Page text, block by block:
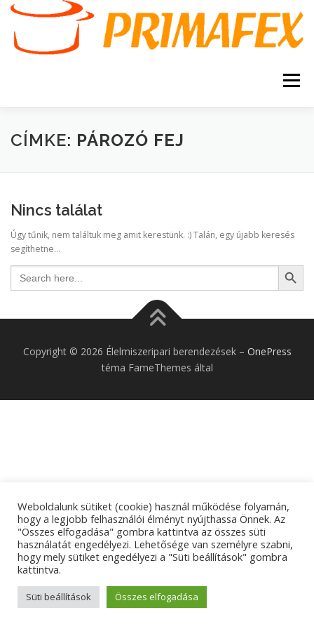
Tovább
tartalomhoz
Menü
KEZDŐOLDAL KAPCSOLAT
VÁSÁRLÁSI FELTÉTELEK
CÍMKE: PÁROZÓ FEJ
Nincs találat
Úgy tűnik, nem találtuk meg amit kerestünk. :) Talán, egy újabb keresés
segíthetne...
Search
for:
Search Button
Copyright © 2026 Élelmiszeripari berendezések – OnePress
téma FameThemes által
Weboldalunk sütiket (cookie) használ működése folyamán,
hogy a legjobb felhasználói élményt nyújthassa Önnek. Az
"Összes elfogadása" gombra kattintva az összes süti
használatát engedélyezi. Lehetősége van személyre szabni,
hogy mely sütiket engedélyezi a "Süti beállítások" gombra
kattintva.
Süti beállítások Összes elfogadása